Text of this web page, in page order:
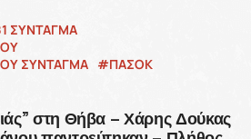
ΣΥΝΤΑΓΜΑ
ΣΥΝΤΑΓΜΑ
ΠΑΣΟΚ
στη Θήβα – Χάρης Δούκας